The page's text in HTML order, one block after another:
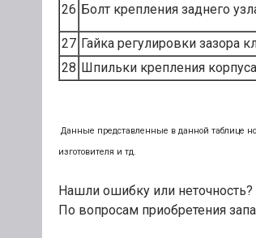
26 Болт крепления заднего
27 Гайка регулировки зазора
28 Шпильки крепления
Данные представленные в данной таблице
изготовителя и тд.
Нашли ошибку или
По вопросам приобретения